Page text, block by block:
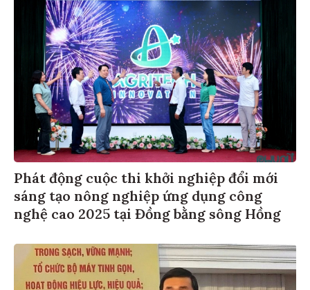
Phát động cuộc thi khởi nghiệp đổi mới
sáng tạo nông nghiệp ứng dụng công
nghệ cao 2025 tại Đồng bằng sông Hồng